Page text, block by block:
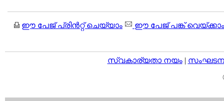
ഈ പേജ് പ്രിന്‍റ്റ് ചെയ്യാം ഈ പേജ് പങ്ക് വെയ്ക്കാം
സ്വകാര്യതാ നയം|